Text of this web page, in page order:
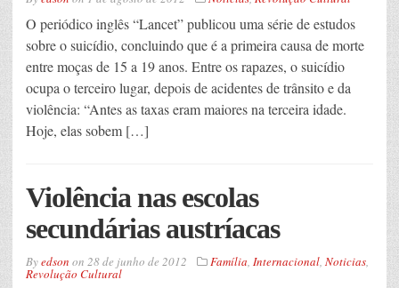
O periódico inglês “Lancet” publicou uma série de estudos
sobre o suicídio, concluindo que é a primeira causa de morte
entre moças de 15 a 19 anos. Entre os rapazes, o suicídio
ocupa o terceiro lugar, depois de acidentes de trânsito e da
violência: “Antes as taxas eram maiores na terceira idade.
Hoje, elas sobem […]
Violência nas escolas
secundárias austríacas
Byedson on 28 de junho de 2012 Família, Internacional, Noticias,
Revolução Cultural